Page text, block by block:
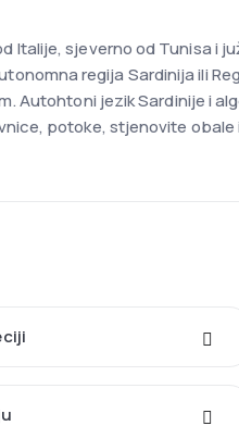
sjeverno od Tunisa i
regija Sardinija ili
Autohtoni jezik Sardinije i
potoke, stjenovite